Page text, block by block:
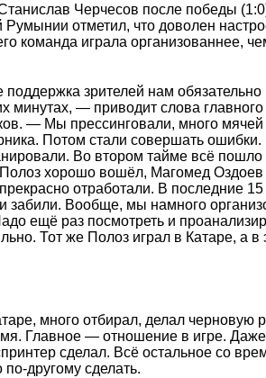
Черчесов после победы
отметил, что доволен
команда играла организованнее,
зрителей нам обязательно
минутах, — приводит слова главного
— Мы прессинговали, много мячей
Потом стали совершать ошибки.
Во втором тайме всё пошло
хорошо вошёл, Магомед Оздоев
отработали. В последние
Вообще, мы намного
ещё раз посмотреть и
Тот же Полоз играл в Катаре, а в
много отбирал, делал черновую
Главное — отношение в игре.
сделал. Всё остальное со
другому сделать.